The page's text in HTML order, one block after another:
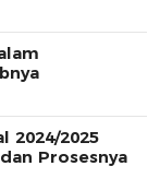
2024/2025
Prosesnya